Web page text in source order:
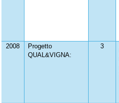
2008
Progetto
QUAL&VIGNA:
3